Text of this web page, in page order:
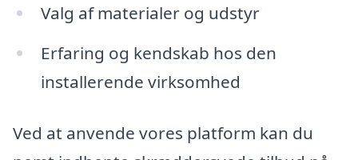
Valg af materialer og udstyr
Erfaring og kendskab hos den
installerende virksomhed
Ved at anvende vores platform kan du